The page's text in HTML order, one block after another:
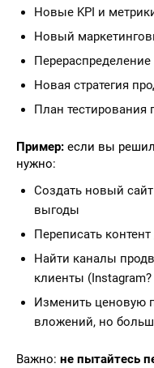
Новые KPI и
Новый
Новая стратегия
План тестирования
Пример: если вы
нужно:
Создать новый
выгоды
Переписать
Найти каналы
клиенты
Изменить ценовую
вложений, но
Важно: не пытайтесь